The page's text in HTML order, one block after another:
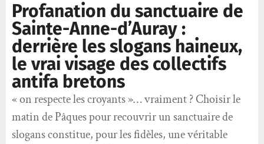
Profanation du sanctuaire de
Sainte-Anne-d’Auray :
derrière les slogans haineux,
le vrai visage des collectifs
antifa bretons
« on respecte les croyants »… vraiment ? Choisir le
matin de Pâques pour recouvrir un sanctuaire de
slogans constitue, pour les fidèles, une véritable